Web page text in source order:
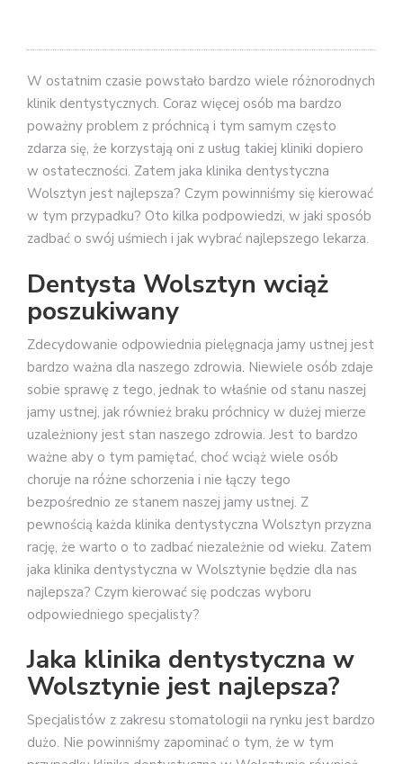
W ostatnim czasie powstało bardzo wiele różnorodnych
klinik dentystycznych. Coraz więcej osób ma bardzo
poważny problem z próchnicą i tym samym często
zdarza się, że korzystają oni z usług takiej kliniki dopiero
w ostateczności. Zatem jaka klinika dentystyczna
Wolsztyn jest najlepsza? Czym powinniśmy się kierować
w tym przypadku? Oto kilka podpowiedzi, w jaki sposób
zadbać o swój uśmiech i jak wybrać najlepszego lekarza.
Dentysta Wolsztyn wciąż
poszukiwany
Zdecydowanie odpowiednia pielęgnacja jamy ustnej jest
bardzo ważna dla naszego zdrowia. Niewiele osób zdaje
sobie sprawę z tego, jednak to właśnie od stanu naszej
jamy ustnej, jak również braku próchnicy w dużej mierze
uzależniony jest stan naszego zdrowia. Jest to bardzo
ważne aby o tym pamiętać, choć wciąż wiele osób
choruje na różne schorzenia i nie łączy tego
bezpośrednio ze stanem naszej jamy ustnej. Z
pewnością każda klinika dentystyczna Wolsztyn przyzna
rację, że warto o to zadbać niezależnie od wieku. Zatem
jaka klinika dentystyczna w Wolsztynie będzie dla nas
najlepsza? Czym kierować się podczas wyboru
odpowiedniego specjalisty?
Jaka klinika dentystyczna w
Wolsztynie jest najlepsza?
Specjalistów z zakresu stomatologii na rynku jest bardzo
dużo. Nie powinniśmy zapominać o tym, że w tym